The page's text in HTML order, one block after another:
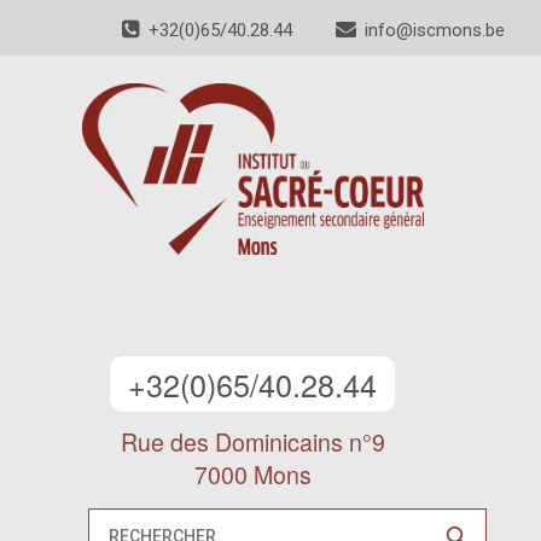
+32(0)65/40.28.44 info@iscmons.be
+32(0)65/40.28.44
Rue des Dominicains n°9
7000 Mons